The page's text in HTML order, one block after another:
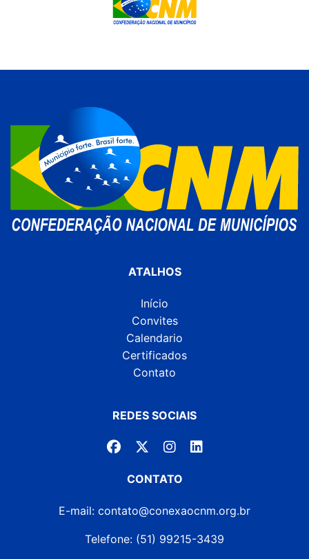
ATALHOS
Início
Convites
Calendario
Certificados
Contato
REDES SOCIAIS
CONTATO
E-mail: contato@conexaocnm.org.br
Telefone: (51) 99215-3439